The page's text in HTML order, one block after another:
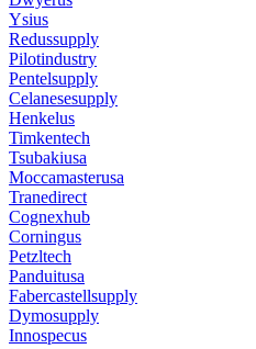
Ysius
Redussupply
Pilotindustry
Pentelsupply
Celanesesupply
Henkelus
Timkentech
Tsubakiusa
Moccamasterusa
Tranedirect
Cognexhub
Corningus
Petzltech
Panduitusa
Fabercastellsupply
Dymosupply
Innospecus